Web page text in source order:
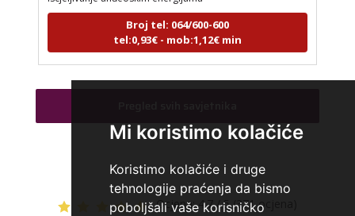
Mi koristimo kolačiće
Koristimo kolačiće i druge
tehnologije praćenja da bismo
poboljšali vaše korisničko
Broj tel: 064/600-600
tel:0,93€ - mob:1,12€ min
Tarot savjetnik je slobodan
astrologija – natalna i horarna, numerologija,
anđeoske poruke, anđeosko energetsko čišćenje
savjetovanje iz oblasti zakona privlačenja
Ocjena: 4.7 / 5 (371 ocjena)